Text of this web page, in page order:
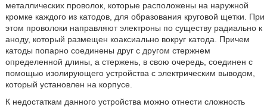
металлических проволок, которые расположены на наружной
кромке каждого из катодов, для образования круговой щетки. При
этом проволоки направляют электроны по существу радиально к
аноду, который размещен коаксиально вокруг катода. Причем
катоды попарно соединены друг с другом стержнем
определенной длины, а стержень, в свою очередь, соединен с
помощью изолирующего устройства с электрическим выводом,
который установлен на корпусе.
К недостаткам данного устройства можно отнести сложность